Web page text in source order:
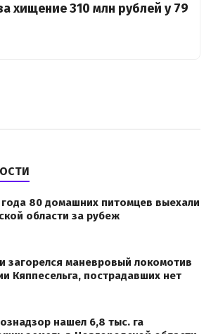
хищение 310 млн рублей у 79
года 80 домашних питомцев выехали
области за рубеж
загорелся маневровый локомотив
Кяппесельга, пострадавших нет
нашел 6,8 тыс. га